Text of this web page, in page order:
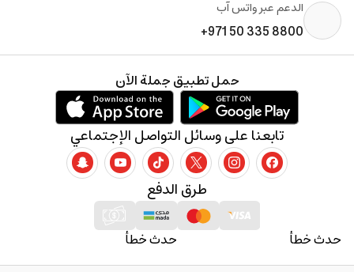
الدعم عبر واتس آب
+971 50 335 8800
حدث خطأ حدث خطأ
طرق الدفع
تابعنا على وسائل التواصل الإجتماعي
حمل تطبيق جملة الآن